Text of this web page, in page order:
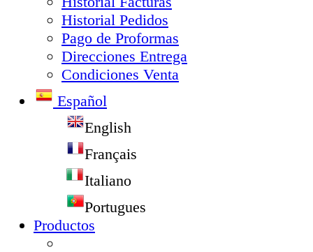
Historial Pedidos
Pago de Proformas
Direcciones Entrega
Condiciones Venta
Español
English
Français
Italiano
Portugues
Productos